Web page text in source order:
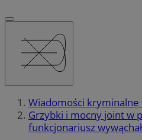
Wiadomości kryminalne
Grzybki i mocny joint w
funkcjonariusz